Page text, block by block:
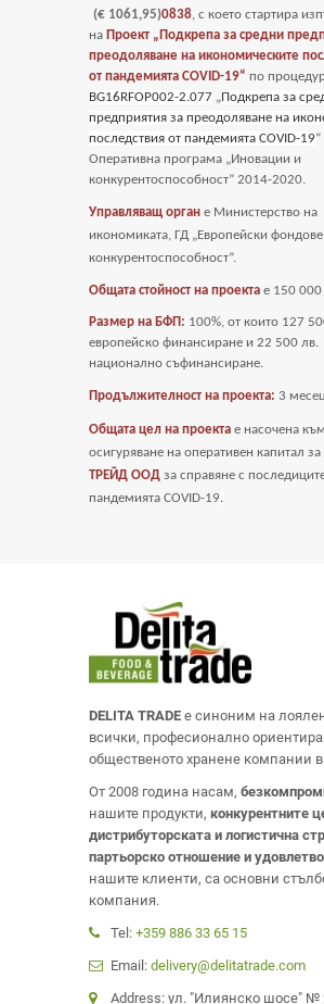
(€ 1061,95)0838, с което стартира
на Проект „Подкрепа за средни
преодоляване на икономическите
от пандемията COVID-19“ по
BG16RFOP002-2.077 „Подкрепа за
предприятия за преодоляване на
последствия от пандемията COVID-19
Оперативна програма „Иновации и
конкурентоспособност” 2014-2020.
Управляващ орган е Министерство на
икономиката, ГД „Европейски фондове
конкурентоспособност“.
Общата стойност на проекта е 150 000
Размер на БФП: 100%, от които 127
европейско финансиране и 22 500 лв.
национално съфинансиране.
Продължителност на проекта: 3
Общата цел на проекта е насочена към
осигуряване на оперативен капитал за
ТРЕЙД ООД за справяне с
пандемията COVID-19.
DELITA TRADE е синоним на
всички, професионално
общественото хранене компании
От 2008 година насам,
нашите продукти, конкурентните
дистрибуторската и логистична
партьорско отношение и
нашите клиенти, са основни
компания.
Tel: +359 886 33 65 15
Email: delivery@delitatrade.com
Address: ул. "Илиянско шосе" №